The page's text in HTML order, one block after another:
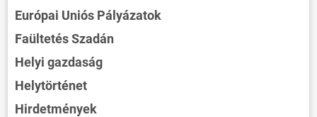
Európai Uniós Pályázatok
Faültetés Szadán
Helyi gazdaság
Helytörténet
Hirdetmények